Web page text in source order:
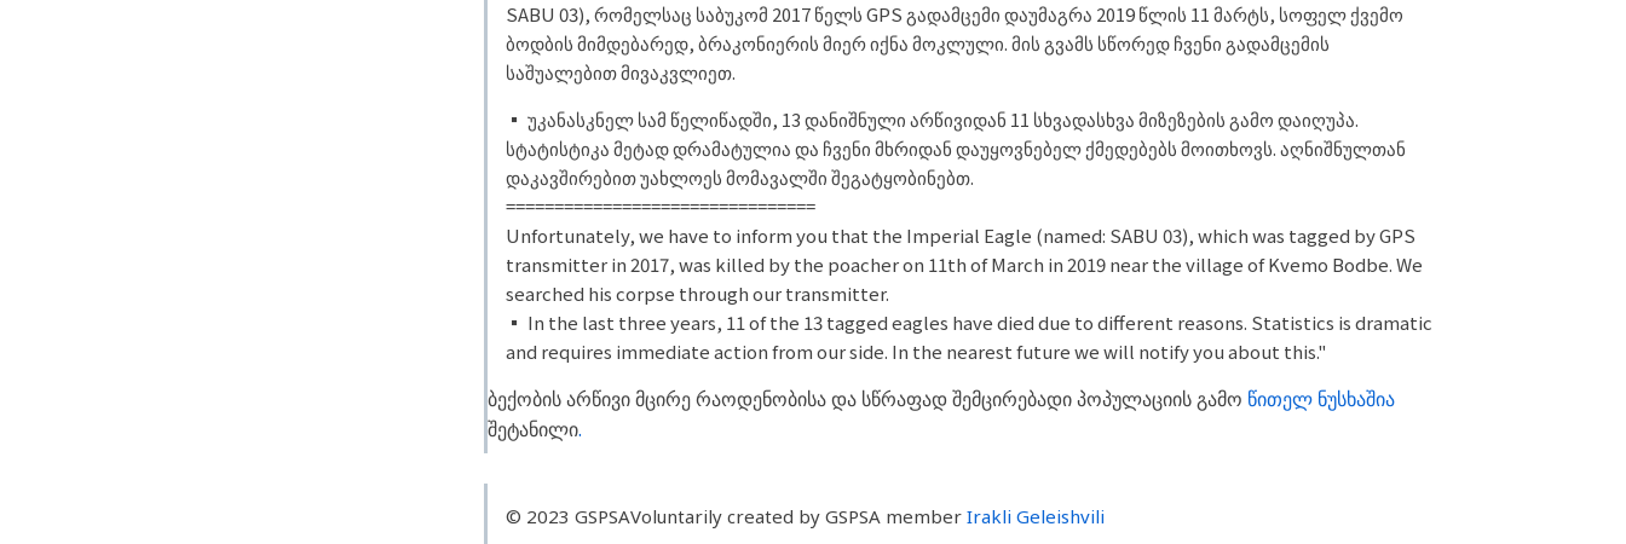
SABU 03), რომელსაც საბუკომ 2017 წელს GPS გადამცემი დაუმაგრა 2019 წლის 11 მარტს, სოფელ ქვემო
ბოდბის მიმდებარედ, ბრაკონიერის მიერ იქნა მოკლული. მის გვამს სწორედ ჩვენი გადამცემის
საშუალებით მივაკვლიეთ.
▪️ უკანასკნელ სამ წელიწადში, 13 დანიშნული არწივიდან 11 სხვადასხვა მიზეზების გამო დაიღუპა.
სტატისტიკა მეტად დრამატულია და ჩვენი მხრიდან დაუყოვნებელ ქმედებებს მოითხოვს. აღნიშნულთან
დაკავშირებითუახლოეს მომავალში შეგატყობინებთ.
================================
Unfortunately, we have to inform you that the Imperial Eagle (named: SABU 03), which was tagged by GPS
transmitter in 2017, was killed by the poacher on 11th of March in 2019 near the village of Kvemo Bodbe. We
searched his corpse through our transmitter.
▪️ In the last three years, 11 of the 13 tagged eagles have died due to different reasons. Statistics is dramatic
and requires immediate action from our side. In the nearest future we will notify you about this."
ბექობის არწივი მცირე რაოდენობისა და სწრაფად შემცირებადი პოპულაციის გამო წითელ ნუსხაშია
შეტანილი.
© 2023 GSPSAVoluntarily created by GSPSA member Irakli Geleishvili